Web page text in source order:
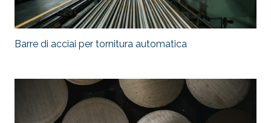
Barre di acciai per tornitura automatica